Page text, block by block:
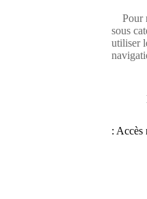
Pour
sous
utiliser